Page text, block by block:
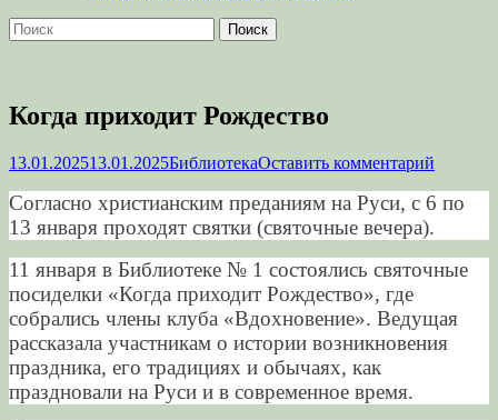
Поиск
Найти:
Когда приходит Рождество
Опубликовано
13.01.202513.01.2025Автор
БиблиотекаОставить комментарий
Согласно христианским преданиям на Руси, с 6 по
13 января проходят святки (святочные вечера).
11 января в Библиотеке № 1 состоялись святочные
посиделки «Когда приходит Рождество», где
собрались члены клуба «Вдохновение». Ведущая
рассказала участникам о истории возникновения
праздника, его традициях и обычаях, как
праздновали на Руси и в современное время.